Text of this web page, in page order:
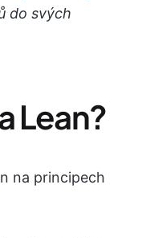
do svých
Lean?
na principech